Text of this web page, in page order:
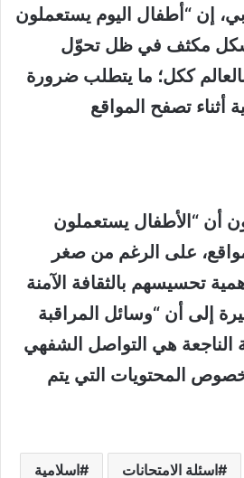
إن “أطفال اليوم يستعملون
مكثف في ظل تحوّل
بالعالم ككل؛ ما يتطلب ضرورة
أثناء تصفح المواقع
أن “الأطفال يستعملون
على الرغم من صغر
تحسيسهم بالثقافة الآمنة
إلى أن “وسائل المراقبة
الناجعة هي التواصل الشفهي
بخصوص المحتويات التي يتم
اسئلة الامتحانات اسلامية